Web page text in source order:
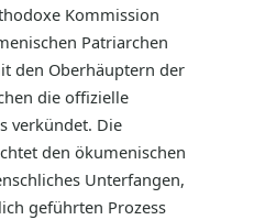
Kommission
Patriarchen
den Oberhäuptern der
die offizielle
verkündet. Die
den ökumenischen
Unterfangen,
geführten Prozess